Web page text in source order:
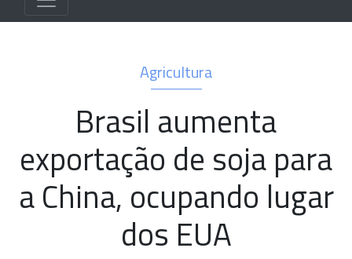
Agricultura
Brasil aumenta
exportação de soja para
a China, ocupando lugar
dos EUA